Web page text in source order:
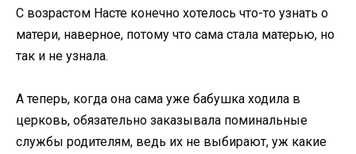
С возрастом Насте конечно хотелось что-то узнать о
матери, наверное, потому что сама стала матерью, но
так и не узнала.
А теперь, когда она сама уже бабушка ходила в
церковь, обязательно заказывала поминальные
службы родителям, ведь их не выбирают, уж какие